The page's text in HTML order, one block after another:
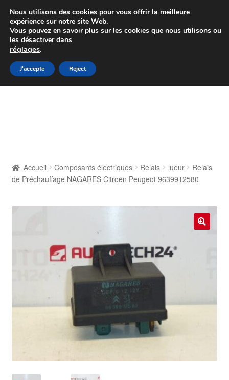
Colissimo livraison à partir de 7 EUR
Du lundi au vendredi de 9 h à 16 h
Aller
à
Aller
au
Contact
Livraison
Mon compte
Politique de confidentialité
Accueil Composants électriques Relais lueur
Relais
de Préchauffage NAGARES Citroën Peugeot 9639912580
Nous utilisons des cookies pour vous offrir la meilleure
expérience sur notre site Web.
Vous pouvez en savoir plus sur les cookies que nous utilisons ou
les désactiver dans
réglages.
J'accepte Reject